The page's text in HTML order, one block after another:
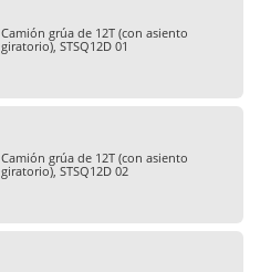
Camión grúa de 12T (con asiento
giratorio), STSQ12D 01
Camión grúa de 12T (con asiento
giratorio), STSQ12D 02